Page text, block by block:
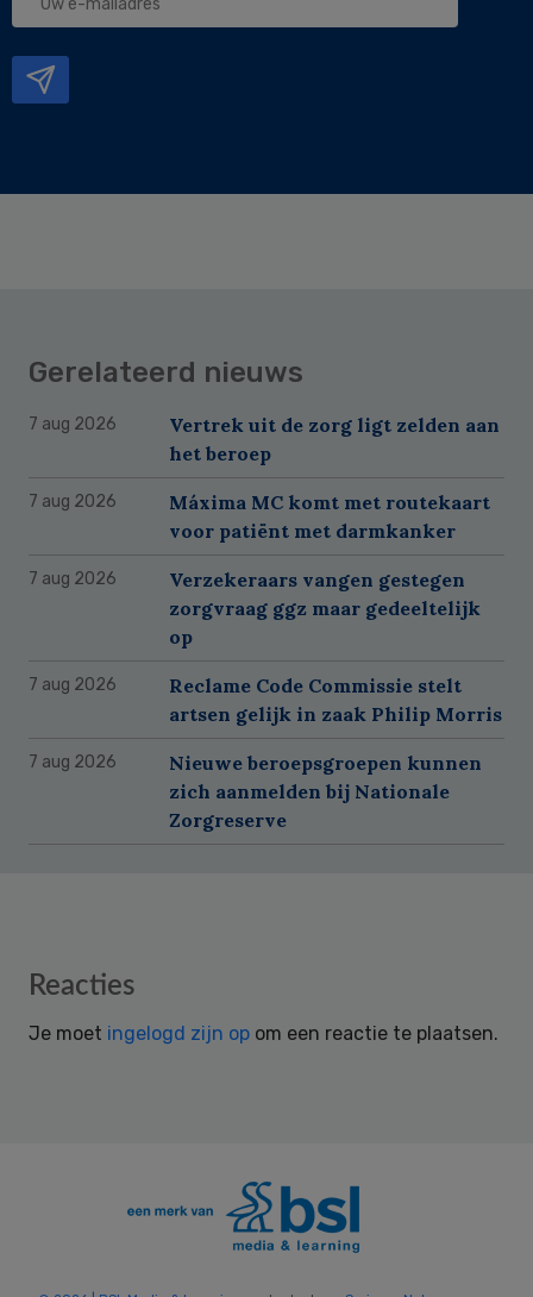
Gerelateerd nieuws
7 aug 2026
Vertrek uit de zorg ligt zelden aan
het beroep
7 aug 2026
Máxima MC komt met routekaart
voor patiënt met darmkanker
7 aug 2026
Verzekeraars vangen gestegen
zorgvraag ggz maar gedeeltelijk
op
7 aug 2026
Reclame Code Commissie stelt
artsen gelijk in zaak Philip Morris
7 aug 2026
Nieuwe beroepsgroepen kunnen
zich aanmelden bij Nationale
Zorgreserve
Reader
Reacties
Je moet ingelogd zijn op om een reactie te plaatsen.